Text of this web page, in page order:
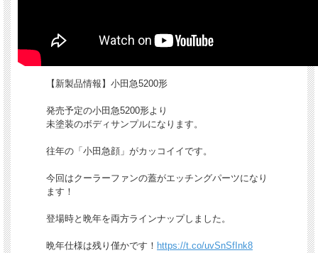
【新製品情報】小田急5200形
発売予定の小田急5200形より
未塗装のボディサンプルになります。
往年の「小田急顔」がカッコイイです。
今回はクーラーファンの蓋がエッチングパーツになり
ます！
登場時と晩年を両方ラインナップしました。
晩年仕様は残り僅かです！ https://t.co/uvSnSfInk8